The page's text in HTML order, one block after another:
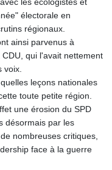
les écologistes et
électorale en
régionaux.
ainsi parvenus à
qui l'avait nettement
voix.
leçons nationales
toute petite région.
une érosion du SPD
désormais par les
nombreuses critiques,
face à la guerre